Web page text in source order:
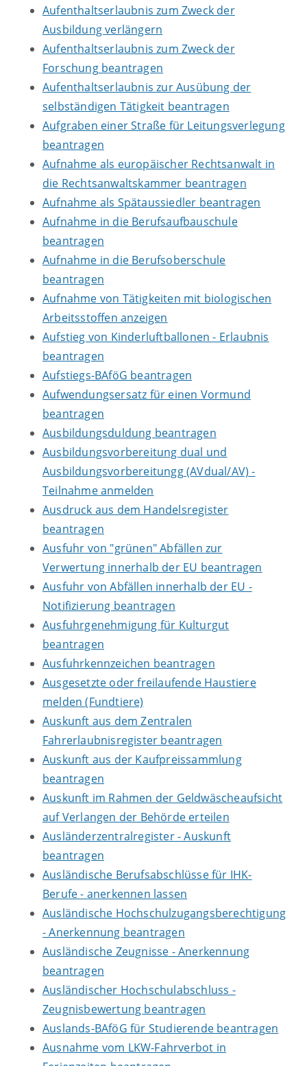
Aufenthaltserlaubnis zum Zweck der
Ausbildung verlängern
Aufenthaltserlaubnis zum Zweck der
Forschung beantragen
Aufenthaltserlaubnis zur Ausübung der
selbständigen Tätigkeit beantragen
Aufgraben einer Straße für Leitungsverlegung
beantragen
Aufnahme als europäischer Rechtsanwalt in
die Rechtsanwaltskammer beantragen
Aufnahme als Spätaussiedler beantragen
Aufnahme in die Berufsaufbauschule
beantragen
Aufnahme in die Berufsoberschule
beantragen
Aufnahme von Tätigkeiten mit biologischen
Arbeitsstoffen anzeigen
Aufstieg von Kinderluftballonen - Erlaubnis
beantragen
Aufstiegs-BAföG beantragen
Aufwendungsersatz für einen Vormund
beantragen
Ausbildungsduldung beantragen
Ausbildungsvorbereitung dual und
Ausbildungsvorbereitungg (AVdual/AV) -
Teilnahme anmelden
Ausdruck aus dem Handelsregister
beantragen
Ausfuhr von "grünen" Abfällen zur
Verwertung innerhalb der EU beantragen
Ausfuhr von Abfällen innerhalb der EU -
Notifizierung beantragen
Ausfuhrgenehmigung für Kulturgut
beantragen
Ausfuhrkennzeichen beantragen
Ausgesetzte oder freilaufende Haustiere
melden (Fundtiere)
Auskunft aus dem Zentralen
Fahrerlaubnisregister beantragen
Auskunft aus der Kaufpreissammlung
beantragen
Auskunft im Rahmen der Geldwäscheaufsicht
auf Verlangen der Behörde erteilen
Ausländerzentralregister - Auskunft
beantragen
Ausländische Berufsabschlüsse für IHK-
Berufe - anerkennen lassen
Ausländische Hochschulzugangsberechtigung
- Anerkennung beantragen
Ausländische Zeugnisse - Anerkennung
beantragen
Ausländischer Hochschulabschluss -
Zeugnisbewertung beantragen
Auslands-BAföG für Studierende beantragen
Ausnahme vom LKW-Fahrverbot in